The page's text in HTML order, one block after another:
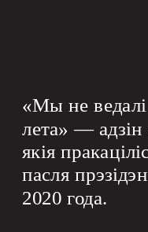
«Мы не ведалі
лета» — адзін
якія
пасля
2020 года.